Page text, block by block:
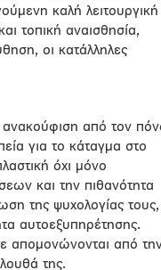
καλή λειτουργική
τοπική αναισθησία,
οι κατάλληλες
ανακούφιση από τον
για το κάταγμα στο
όχι μόνο
και την πιθανότητα
της ψυχολογίας τους,
αυτοεξυπηρέτησης.
απομονώνονται από
της.